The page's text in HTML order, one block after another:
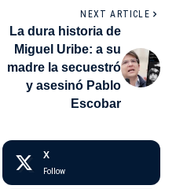
NEXT ARTICLE
La dura historia de
Miguel Uribe: a su
madre la secuestró
y asesinó Pablo
Escobar
X
Follow